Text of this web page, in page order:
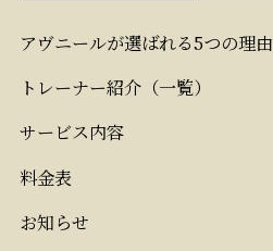
アヴニールが選ばれる5つの理由
トレーナー紹介（一覧）
サービス内容
料金表
お知らせ